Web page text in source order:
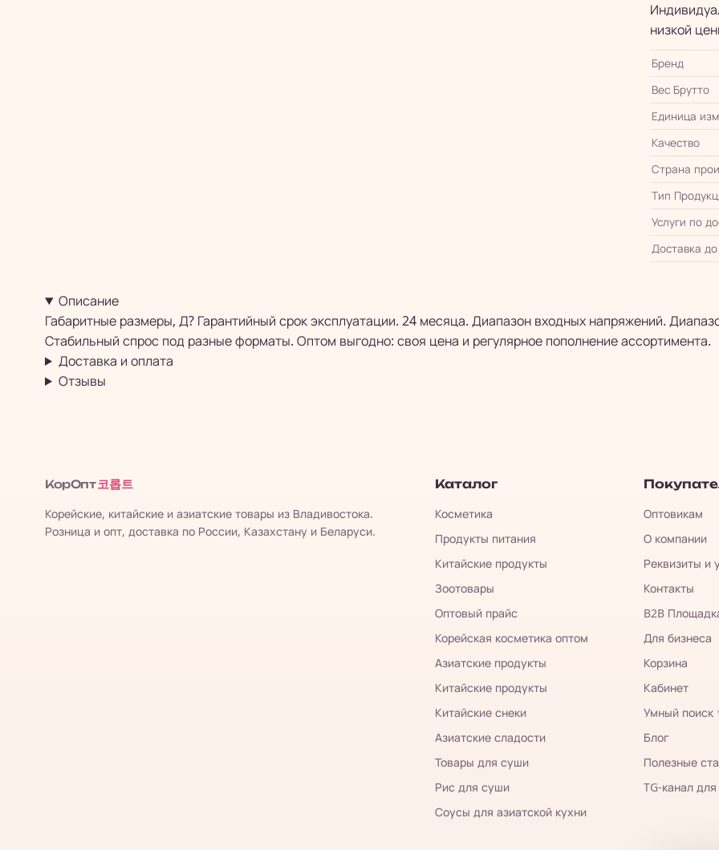
низкой
Бренд
Вес Брутто
Единица
Качество
Страна
Тип
Услуги по
Доставка
Описание
Габаритные размеры, Д? Гарантийный срок эксплуатации. 24 месяца. Диапазон входных напряжений.
Стабильный спрос под разные форматы. Оптом выгодно: своя цена и регулярное пополнение ассортимента.
Доставка и оплата
Отзывы
КорОпт 코롭트
Корейские, китайские и азиатские товары из Владивостока.
Розница и опт, доставка по России, Казахстану и Беларуси.
Каталог
Косметика
Продукты питания
Китайские продукты
Зоотовары
Оптовый прайс
Корейская косметика оптом
Азиатские продукты
Китайские продукты
Китайские снеки
Азиатские сладости
Товары для суши
Рис для суши
Соусы для азиатской кухни
Оптовикам
О компании
Реквизиты и
Контакты
B2B
Для бизнеса
Корзина
Кабинет
Умный поиск
Блог
Полезные
TG-канал